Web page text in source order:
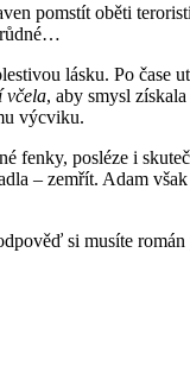
pomstít oběti
lásku. Po čase
včela, aby smysl
výcviku.
fenky, posléze i
– zemřít. Adam
si musíte